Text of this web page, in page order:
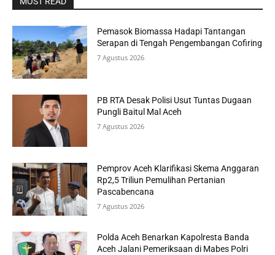
Pemasok Biomassa Hadapi Tantangan
Serapan di Tengah Pengembangan Cofiring
7 Agustus 2026
PB RTA Desak Polisi Usut Tuntas Dugaan
Pungli Baitul Mal Aceh
7 Agustus 2026
Pemprov Aceh Klarifikasi Skema Anggaran
Rp2,5 Triliun Pemulihan Pertanian
Pascabencana
7 Agustus 2026
Polda Aceh Benarkan Kapolresta Banda
Aceh Jalani Pemeriksaan di Mabes Polri